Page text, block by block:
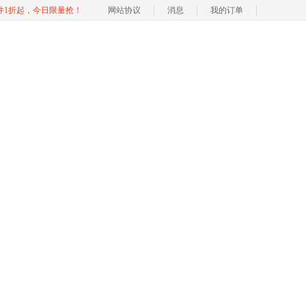
1折起，今日限量抢！ 网站协议 消息 我的订单